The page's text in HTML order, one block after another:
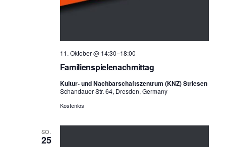
Familienspielenachmittag
11. Oktober @ 14:30–18:00
Kultur- und Nachbarschaftszentrum (KNZ) Striesen
Schandauer Str. 64, Dresden, Germany
Kostenlos
SO.
25